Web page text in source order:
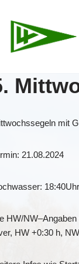
Zum
Inhalt
mit
21.08.2024
18:40Uhr
HW/NW–Angaben
HW +0:30 h,